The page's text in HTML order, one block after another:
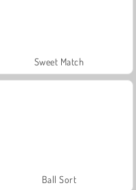
Sweet Match
Ball Sort